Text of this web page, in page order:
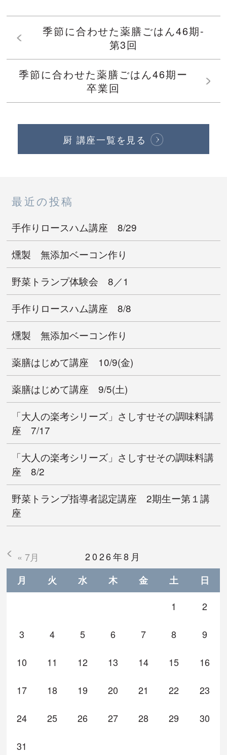
季節に合わせた薬膳ごはん46期-
第3回
季節に合わせた薬膳ごはん46期ー
卒業回
厨 講座一覧を見る
最近の投稿
手作りロースハム講座 8/29
燻製 無添加ベーコン作り
野菜トランプ体験会 8／1
手作りロースハム講座 8/8
燻製 無添加ベーコン作り
薬膳はじめて講座 10/9(金)
薬膳はじめて講座 9/5(土)
「大人の楽考シリーズ」さしすせその調味料講
座 7/17
「大人の楽考シリーズ」さしすせその調味料講
座 8/2
野菜トランプ指導者認定講座 2期生ー第１講
座
2026年8月
月
火 水 木 金 土 日
« 7月
1 2
3 4 5 6 7 8 9
10 11 12 13 14 15 16
17 18 19 20 21 22 23
24 25 26 27 28 29 30
31